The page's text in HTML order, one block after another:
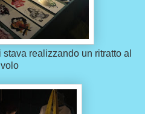
realizzando un ritratto al
volo